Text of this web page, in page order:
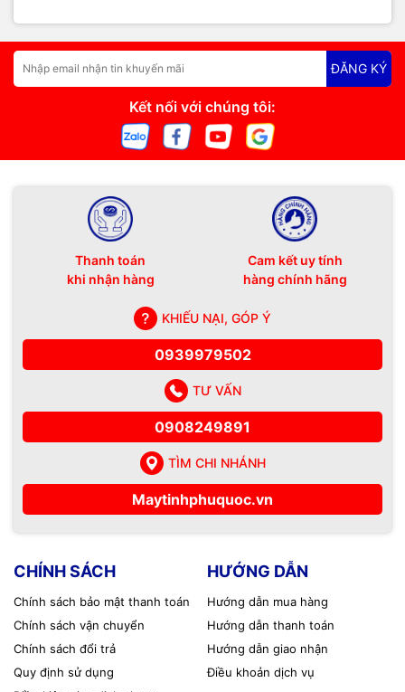
#SuaRouterPhuQuoc #BaoTriMang #ViTinhHaiDangPhuQuoc
ĐĂNG KÝ
Kết nối với chúng tôi:
Thanh toán
khi nhận hàng
Cam kết uy tính
hàng chính hãng
KHIẾU NẠI, GÓP Ý
0939979502
TƯ VẤN
0908249891
TÌM CHI NHÁNH
Maytinhphuquoc.vn
CHÍNH SÁCH
Chính sách bảo mật thanh toán
Chính sách vận chuyển
Chính sách đổi trả
Quy định sử dụng
HƯỚNG DẪN
Hướng dẫn mua hàng
Hướng dẫn thanh toán
Hướng dẫn giao nhận
Điều khoản dịch vụ